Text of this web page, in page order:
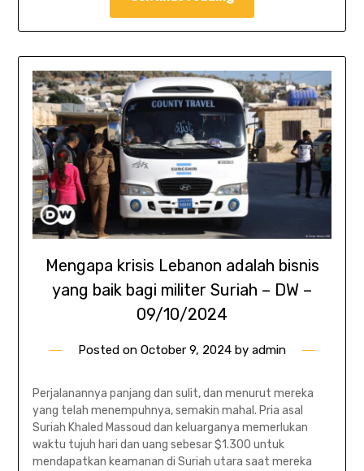
Mengapa krisis Lebanon adalah bisnis
yang baik bagi militer Suriah – DW –
09/10/2024
Posted on October 9, 2024 by admin
Perjalanannya panjang dan sulit, dan menurut mereka
yang telah menempuhnya, semakin mahal. Pria asal
Suriah Khaled Massoud dan keluarganya memerlukan
waktu tujuh hari dan uang sebesar $1.300 untuk
mendapatkan keamanan di Suriah utara saat mereka